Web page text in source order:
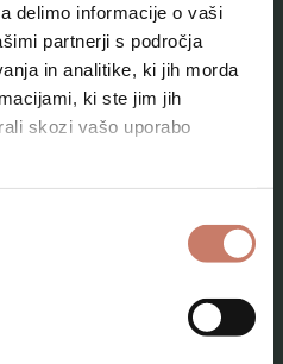
delimo informacije o vaši
partnerji s področja
in analitike, ki jih morda
ki ste jim jih
skozi vašo uporabo